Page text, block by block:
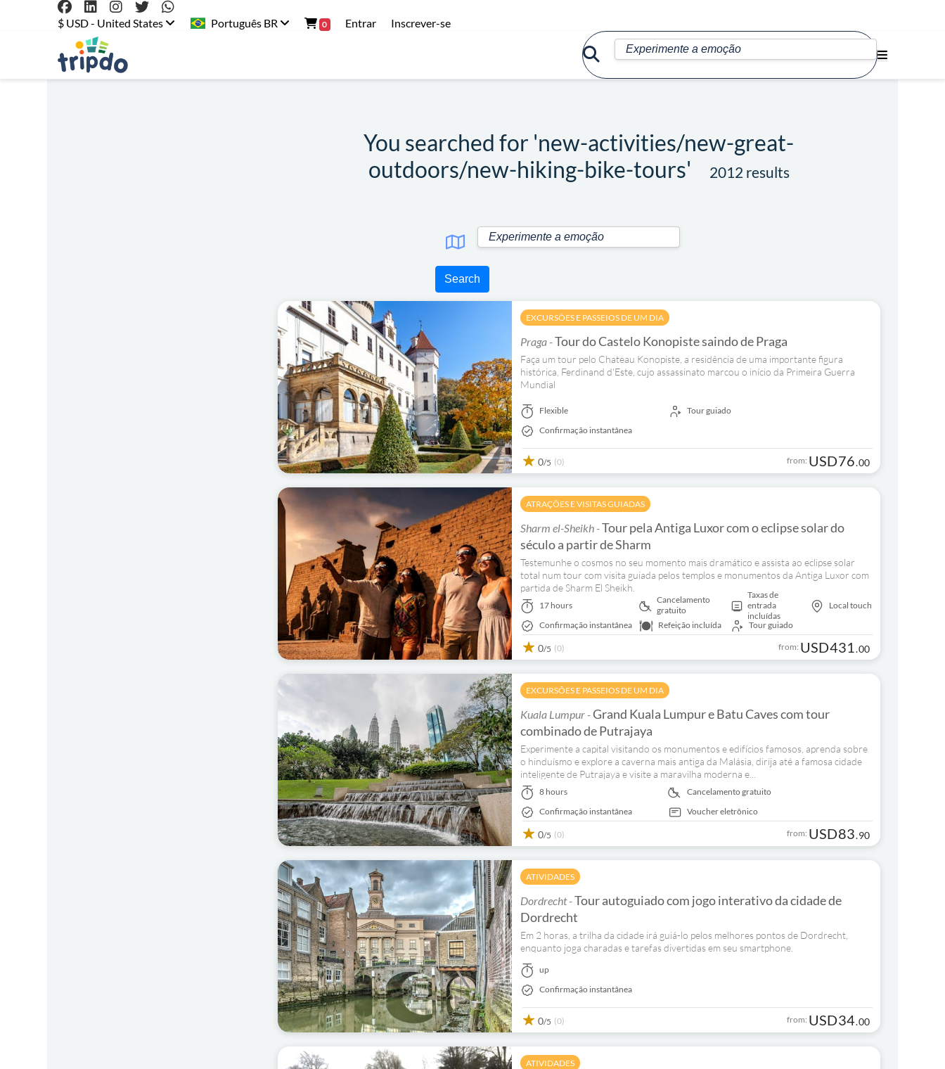
$ USD - United States Português BR 0 Entrar Inscrever-se
You searched for 'new-activities/new-great-
outdoors/new-hiking-bike-tours'
2012 results
Search
EXCURSÕES E PASSEIOS DE UM DIA
Praga -Tour do Castelo Konopiste saindo de Praga
Faça um tour pelo Chateau Konopiste, a residência de uma importante figura
histórica, Ferdinand d'Este, cujo assassinato marcou o início da Primeira Guerra
Mundial
Flexible
Confirmação instantânea
Tour guiado
0/5 (0) from: USD76.00
ATRAÇÕES E VISITAS GUIADAS
Sharm el-Sheikh -Tour pela Antiga Luxor com o eclipse solar do
século a partir de Sharm
Testemunhe o cosmos no seu momento mais dramático e assista ao eclipse solar
total num tour com visita guiada pelos templos e monumentos da Antiga Luxor com
partida de Sharm El Sheikh.
17 hours
Confirmação instantânea
Cancelamento
gratuito
Refeição incluída
Taxas de
entrada
incluídas
Tour guiado
Local touch
0/5 (0) from: USD431.00
EXCURSÕES E PASSEIOS DE UM DIA
Kuala Lumpur -Grand Kuala Lumpur e Batu Caves com tour
combinado de Putrajaya
Experimente a capital visitando os monumentos e edifícios famosos, aprenda sobre
o hinduísmo e explore a caverna mais antiga da Malásia, dirija até a famosa cidade
inteligente de Putrajaya e visite a maravilha moderna e...
8 hours
Confirmação instantânea
Cancelamento gratuito
Voucher eletrônico
0/5 (0) from: USD83.90
ATIVIDADES
Dordrecht -Tour autoguiado com jogo interativo da cidade de
Dordrecht
Em 2 horas, a trilha da cidade irá guiá-lo pelos melhores pontos de Dordrecht,
enquanto joga charadas e tarefas divertidas em seu smartphone.
up
Confirmação instantânea
0/5 (0) from: USD34.00
ATIVIDADES